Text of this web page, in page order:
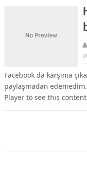
Facebook da karşıma
paylaşmadan
Player to see this